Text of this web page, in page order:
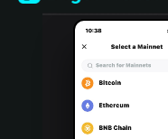
Italiano
Português (Portugal)